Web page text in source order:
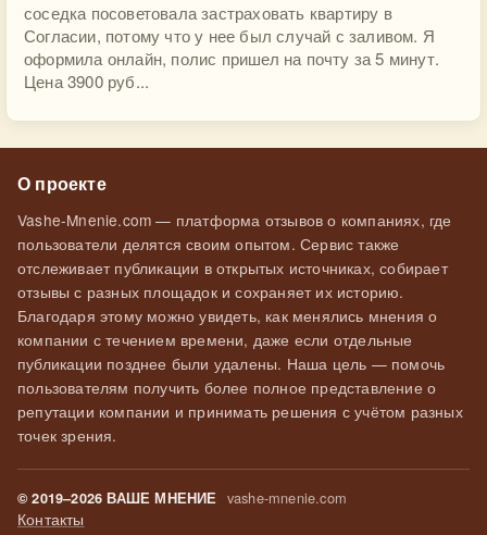
соседка посоветовала застраховать квартиру в
Согласии, потому что у нее был случай с заливом. Я
оформила онлайн, полис пришел на почту за 5 минут.
Цена 3900 руб...
О проекте
Vashe-Mnenie.com — платформа отзывов о компаниях, где
пользователи делятся своим опытом. Сервис также
отслеживает публикации в открытых источниках, собирает
отзывы с разных площадок и сохраняет их историю.
Благодаря этому можно увидеть, как менялись мнения о
компании с течением времени, даже если отдельные
публикации позднее были удалены. Наша цель — помочь
пользователям получить более полное представление о
репутации компании и принимать решения с учётом разных
точек зрения.
© 2019–2026 ВАШЕ МНЕНИЕ vashe-mnenie.com
Контакты